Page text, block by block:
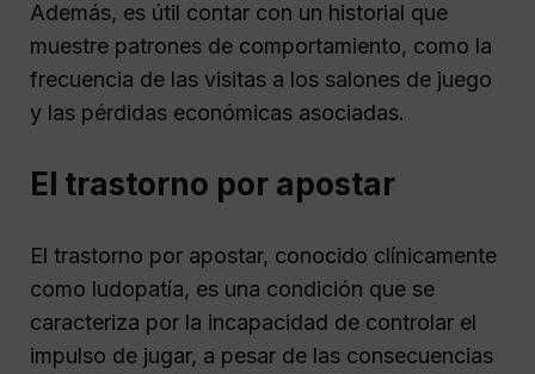
Además, es útil contar con un historial que
muestre patrones de comportamiento, como la
frecuencia de las visitas a los salones de juego
y las pérdidas económicas asociadas.
El trastorno por apostar
El trastorno por apostar, conocido clínicamente
como ludopatía, es una condición que se
caracteriza por la incapacidad de controlar el
impulso de jugar, a pesar de las consecuencias